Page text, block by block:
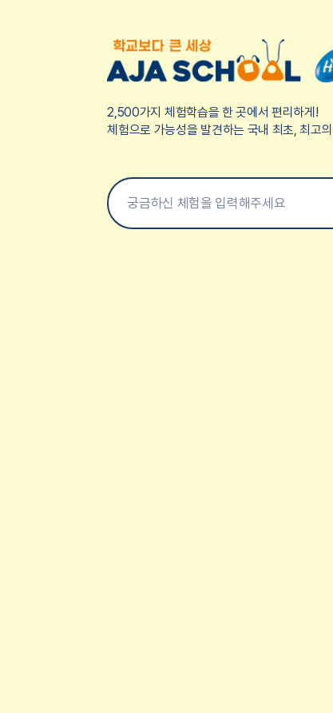
2,500가지 체험학습을 한 곳에서 편리하게!
체험으로 가능성을 발견하는 국내 최초, 최고